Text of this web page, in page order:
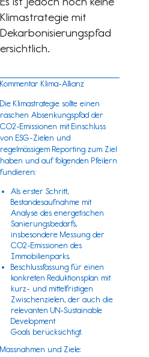
Klimastrategie mit
Dekarbonisierungspfad
ersichtlich.
Kommentar Klima-Allianz
Die Klimastrategie sollte einen
raschen Absenkungspfad der
CO2-Emissionen mit Einschluss
von ESG-Zielen und
regelmässigem Reporting zum Ziel
haben und auf folgenden Pfeilern
fundieren:
Als erster Schritt,
Bestandesaufnahme mit
Analyse des energetischen
Sanierungsbedarfs,
insbesondere Messung der
CO2-Emissionen des
Immobilienparks.
Beschlussfassung für einen
konkreten Reduktionsplan mit
kurz- und mittelfristigen
Zwischenzielen, der auch die
relevanten UN-Sustainable
Development
Goalsberücksichtigt.
Massnahmen und Ziele: